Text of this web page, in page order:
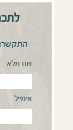
שם מלא
אימייל